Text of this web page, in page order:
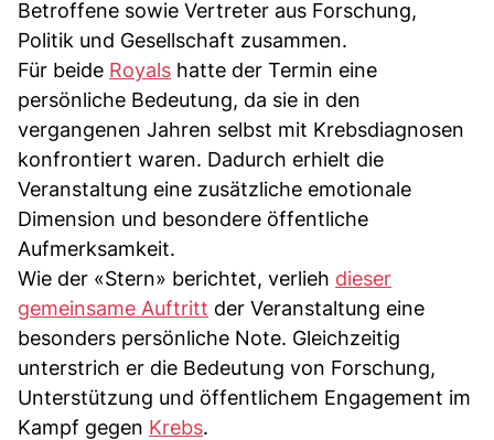
Betroffene sowie Vertreter aus Forschung,
Politik und Gesellschaft zusammen.
Für beide Royals hatte der Termin eine
persönliche Bedeutung, da sie in den
vergangenen Jahren selbst mit Krebsdiagnosen
konfrontiert waren. Dadurch erhielt die
Veranstaltung eine zusätzliche emotionale
Dimension und besondere öffentliche
Aufmerksamkeit.
Wie der «Stern» berichtet, verlieh dieser
gemeinsame Auftritt der Veranstaltung eine
besonders persönliche Note. Gleichzeitig
unterstrich er die Bedeutung von Forschung,
Unterstützung und öffentlichem Engagement im
Kampf gegen Krebs.